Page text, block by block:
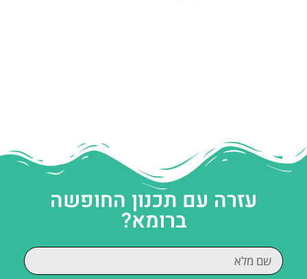
עזרה עם תכנון החופשה
ברומא?